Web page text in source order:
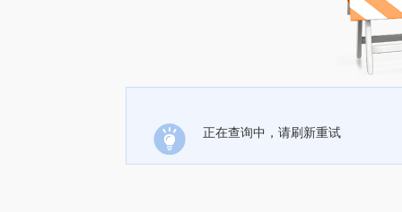
正在查询中，请刷新重试